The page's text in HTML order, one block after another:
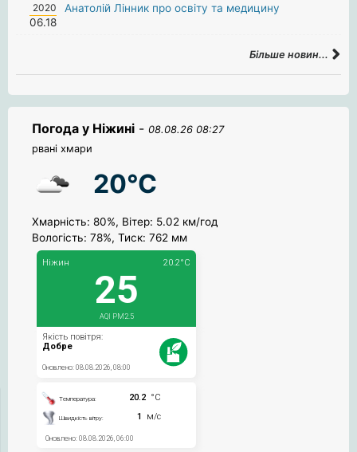
2020
06.18
Анатолій Лінник про освіту та медицину
Більше новин...
Погода у Ніжині - 08.08.26 08:27
рвані хмари
20°C
Хмарність: 80%, Вітер: 5.02 км/год
Вологість: 78%, Тиск: 762 мм